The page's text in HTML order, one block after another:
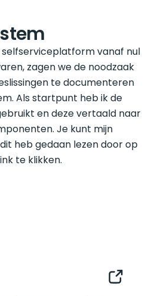
selfserviceplatform vanaf nul
zagen we de noodzaak
te documenteren
Als startpunt heb ik de
en deze vertaald naar
Je kunt mijn
heb gedaan lezen door op
te klikken.